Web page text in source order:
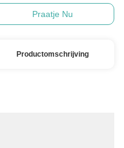
Praatje Nu
Productomschrijving